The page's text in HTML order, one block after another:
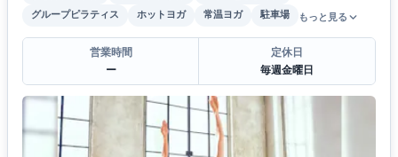
グループピラティス
ホットヨガ 常温ヨガ 駐車場 もっと見る
営業時間
ー
定休日
毎週金曜日